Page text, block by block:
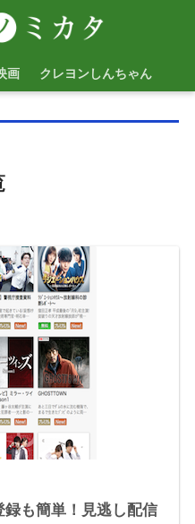
画 クレヨンしんちゃん
も簡単！見逃し配信